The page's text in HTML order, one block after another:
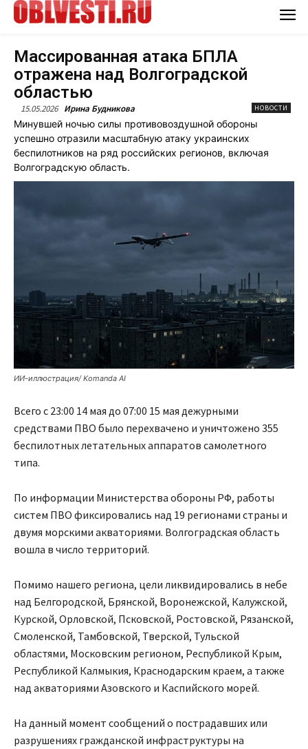
Массированная атака БПЛА
отражена над Волгоградской
областью
15.05.2026 Ирина Будникова НОВОСТИ
Минувшей ночью силы противовоздушной обороны
успешно отразили масштабную атаку украинских
беспилотников на ряд российских регионов, включая
Волгоградскую область.
ИИ-иллюстрация/ Komanda AI
Всего с 23:00 14 мая до 07:00 15 мая дежурными
средствами ПВО было перехвачено и уничтожено 355
беспилотных летательных аппаратов самолетного
типа.
По информации Министерства обороны РФ, работы
систем ПВО фиксировались над 19 регионами страны и
двумя морскими акваториями. Волгоградская область
вошла в число территорий.
Помимо нашего региона, цели ликвидировались в небе
над Белгородской, Брянской, Воронежской, Калужской,
Курской, Орловской, Псковской, Ростовской, Рязанской,
Смоленской, Тамбовской, Тверской, Тульской
областями, Московским регионом, Республикой Крым,
Республикой Калмыкия, Краснодарским краем, а также
над акваториями Азовского и Каспийского морей.
На данный момент сообщений о пострадавших или
разрушениях гражданской инфраструктуры на